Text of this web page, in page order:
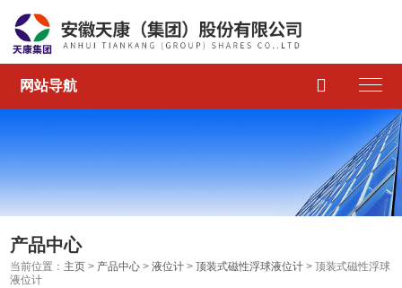
网站导航 
产品中心
当前位置： 主页 > 产品中心 >液位计 >顶装式磁性浮球液位计 > 顶装式磁性浮球
液位计